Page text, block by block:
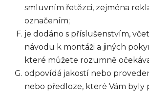
smluvním řetězci, zejména
označením;
je dodáno s příslušenstvím,
návodu k montáži a jiných
které můžete rozumně
odpovídá jakostí nebo
nebo předloze, které Vám byly